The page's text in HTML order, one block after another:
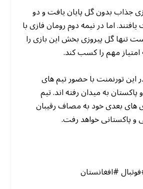
جذاب بدون گل پایان یافت و دو
اما در نیمه دوم رومان فازی با
تنها گل پیروزی بخش این بازی را
مهم را کسب کند.
این تورنمنت با حضور تیم های
پاکستان به میدان رفته اند. تیم
های بعدی خود به مصاف رقیبان
و پاکستانی خواهد رفت.
#افغانستان